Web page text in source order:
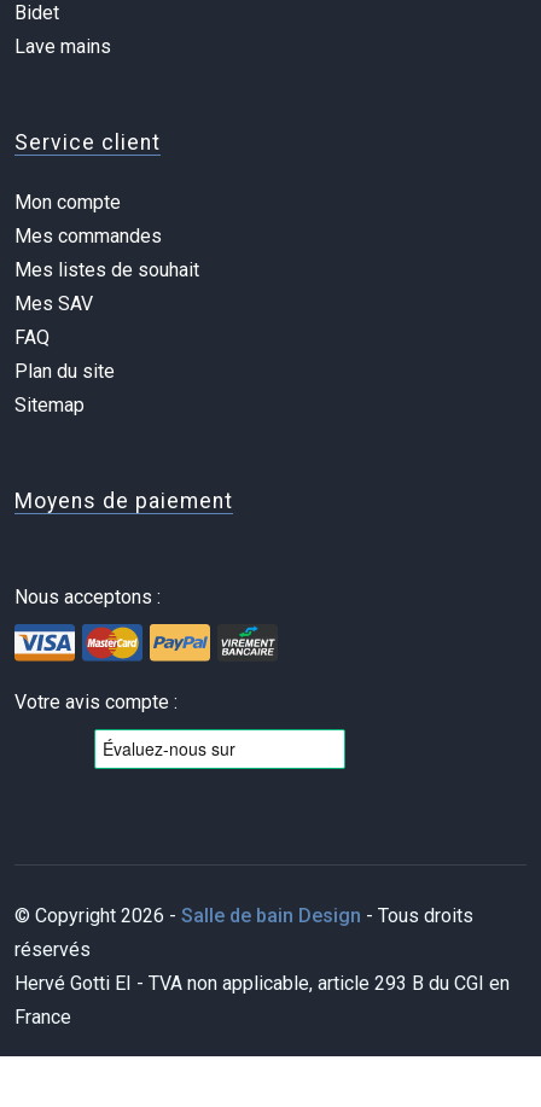
Bidet
Lave mains
Service client
Mon compte
Mes commandes
Mes listes de souhait
Mes SAV
FAQ
Plan du site
Sitemap
Moyens de paiement
Nous acceptons :
Votre avis compte :
© Copyright 2026 - Salle de bain Design - Tous droits
réservés
Hervé Gotti EI - TVA non applicable, article 293 B du CGI en
France